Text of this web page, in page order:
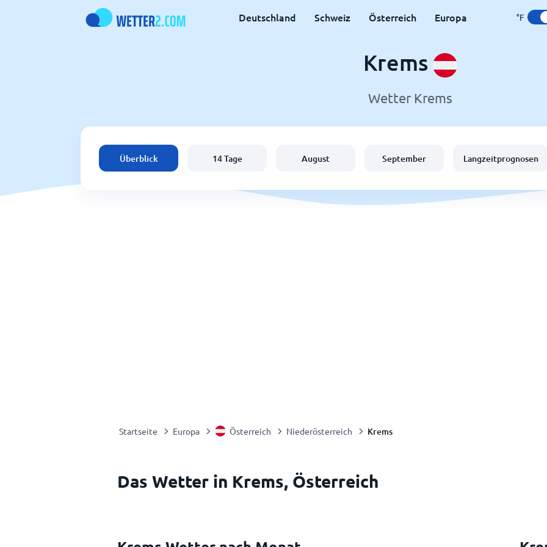
Deutschland Schweiz Österreich Europa °F
Krems
Wetter Krems
Überblick 14 Tage August September Langzeitprognosen
Startseite Europa Österreich Niederösterreich Krems
Das Wetter in Krems, Österreich